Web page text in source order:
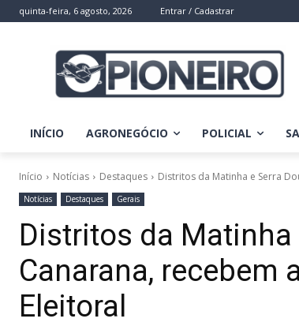
quinta-feira, 6 agosto, 2026 Entrar / Cadastrar
INÍCIO AGRONEGÓCIO POLICIAL
Início Notícias Destaques Distritos da Matinha e Serra
Notícias Destaques Gerais
Distritos da Matinha
Canarana, recebem
Eleitoral